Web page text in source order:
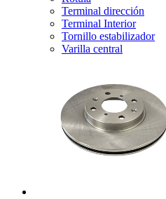
Terminal dirección
Terminal Interior
Tornillo estabilizador
Varilla central